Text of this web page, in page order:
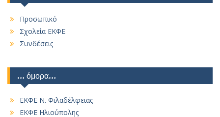
Προσωπικό
Σχολεία ΕΚΦΕ
Συνδέσεις
… όμορα…
ΕΚΦΕ Ν. Φιλαδέλφειας
ΕΚΦΕ Ηλιούπολης